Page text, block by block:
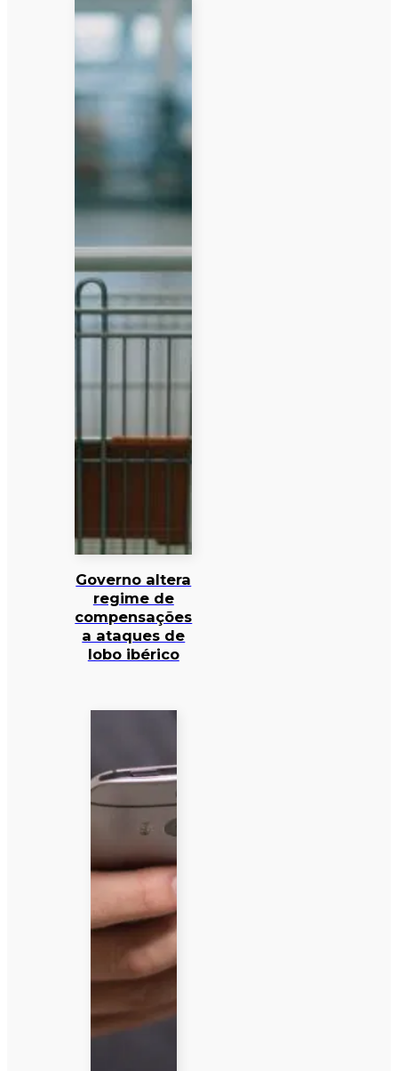
Governo altera
regime de
compensações
a ataques de
lobo ibérico